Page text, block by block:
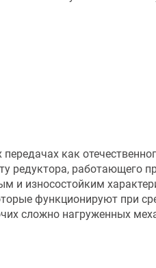
как
работающего
износостойким
функционируют при
сложно нагруженных